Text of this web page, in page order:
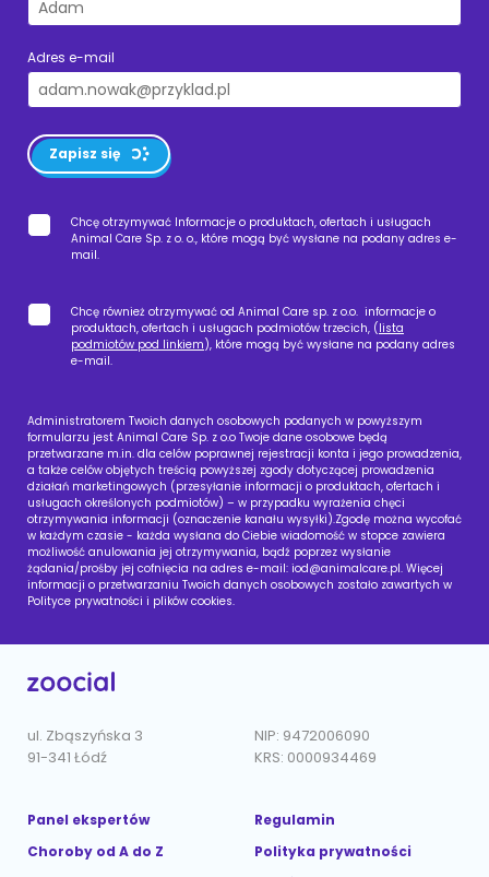
Adres e-mail
Zapisz się
Chcę otrzymywać Informacje o produktach, ofertach i usługach
Animal Care Sp. z o. o., które mogą być wysłane na podany adres e-
mail.
Chcę również otrzymywać od Animal Care sp. z o.o. informacje o
produktach, ofertach i usługach podmiotów trzecich, (lista
podmiotów pod linkiem), które mogą być wysłane na podany adres
e-mail.
Administratorem Twoich danych osobowych podanych w powyższym
formularzu jest Animal Care Sp. z o.o Twoje dane osobowe będą
przetwarzane m.in. dla celów poprawnej rejestracji konta i jego prowadzenia,
a także celów objętych treścią powyższej zgody dotyczącej prowadzenia
działań marketingowych (przesyłanie informacji o produktach, ofertach i
usługach określonych podmiotów) – w przypadku wyrażenia chęci
otrzymywania informacji (oznaczenie kanału wysyłki).Zgodę można wycofać
w każdym czasie - każda wysłana do Ciebie wiadomość w stopce zawiera
możliwość anulowania jej otrzymywania, bądź poprzez wysłanie
żądania/prośby jej cofnięcia na adres e-mail: iod@animalcare.pl. Więcej
informacji o przetwarzaniu Twoich danych osobowych zostało zawartych w
Polityce prywatności i plików cookies.
ul. Zbąszyńska 3
91-341 Łódź
NIP: 9472006090
KRS: 0000934469
Panel ekspertów
Choroby od A do Z
Regulamin
Polityka prywatności